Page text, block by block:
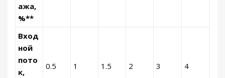
ажа,
%**
Вход
ной
пото
к,
0.5 1 1.5 2 3 4